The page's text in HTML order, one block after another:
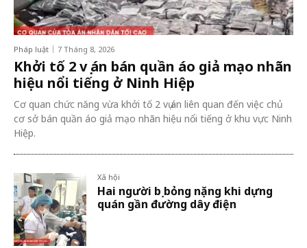
Pháp luật 7 Tháng 8, 2026
Khởi tố 2 vụ án bán quần áo giả mạo nhãn
hiệu nổi tiếng ở Ninh Hiệp
Cơ quan chức năng vừa khởi tố 2 vụ án liên quan đến việc chủ
cơ sở bán quần áo giả mạo nhãn hiệu nổi tiếng ở khu vực Ninh
Hiệp.
Xã hội
Hai người bị bỏng nặng khi dựng
quán gần đường dây điện